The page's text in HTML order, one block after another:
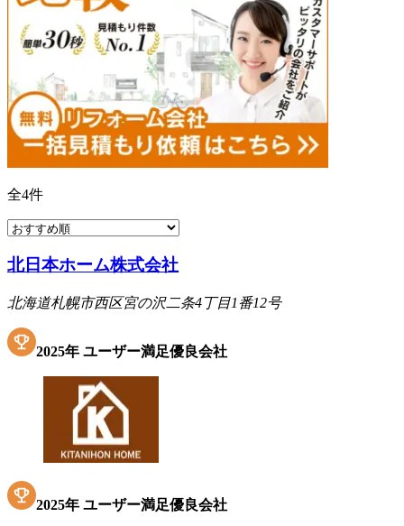
全4件
北日本ホーム株式会社
北海道札幌市西区宮の沢二条4丁目1番12号
2025年 ユーザー満足優良会社
2025年 ユーザー満足優良会社